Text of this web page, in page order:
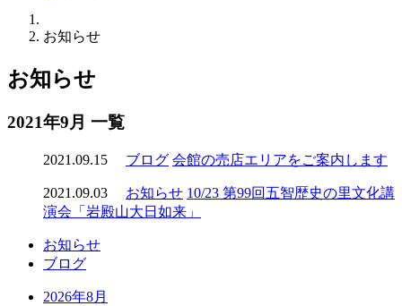
お知らせ
お知らせ
2021年9月 一覧
2021.09.15 ブログ 会館の売店エリアをご案内します
2021.09.03 お知らせ 10/23 第99回五智歴史の里文化講
演会「岩殿山大日如来」
お知らせ
ブログ
2026年8月